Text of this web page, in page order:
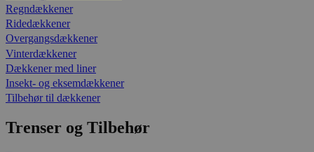
Regndækkener
Ridedækkener
Overgangsdækkener
Vinterdækkener
Dækkener med liner
Insekt- og eksemdækkener
Tilbehør til dækkener
Trenser og Tilbehør